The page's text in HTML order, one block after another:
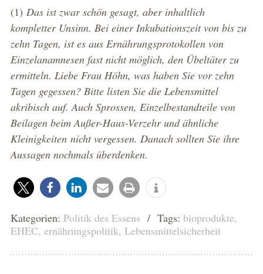
(1) Das ist zwar schön gesagt, aber inhaltlich
kompletter Unsinn. Bei einer Inkubationszeit von bis zu
zehn Tagen, ist es aus Ernährungsprotokollen von
Einzelanamnesen fast nicht möglich, den Übeltäter zu
ermitteln. Liebe Frau Höhn, was haben Sie vor zehn
Tagen gegessen? Bitte listen Sie die Lebensmittel
akribisch auf. Auch Sprossen, Einzelbestandteile von
Beilagen beim Außer-Haus-Verzehr und ähnliche
Kleinigkeiten nicht vergessen. Danach sollten Sie ihre
Aussagen nochmals überdenken.
Kategorien: Politik des Essens / Tags: bioprodukte,
EHEC, ernährungspolitik, Lebensmittelsicherheit